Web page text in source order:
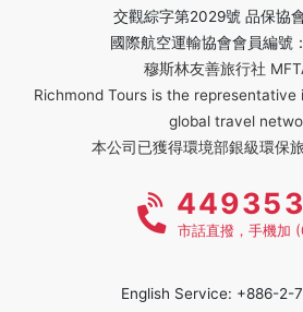
交觀綜字第2029號 品保協
國際航空運輸協會會員編號
穆斯林友善旅行社
Richmond Tours is the representative
global travel
本公司已獲得環境部銀級環保
市話直撥，手機加
English Service: +886-2-